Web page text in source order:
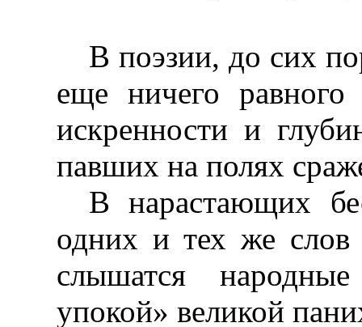
В поэзии, до сих
еще ничего
искренности и
павших на полях
В нарастающих
одних и тех же
слышатся
упокой» великой